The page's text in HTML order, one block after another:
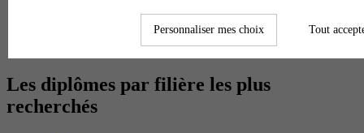
BTS Tpl en alternance
BTS Ati en alternance
Les diplômes par filière les plus
recherchés
Personnaliser mes choix Tout